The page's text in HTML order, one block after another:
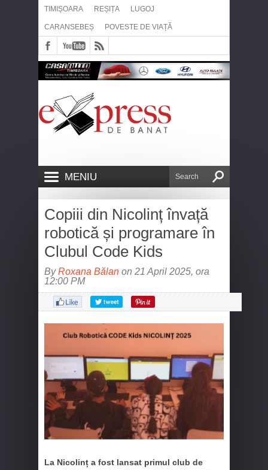
TIMIȘOARA REȘIȚA LUGOJ
CARANSEBEȘ POVESTE DE VIAȚĂ
MENIU
Copiii din Nicolinț învață
robotică și programare în
Clubul Code Kids
ByRoxana Bălan on 21 April 2025, ora
12:00 PM
La Nicolinț a fost lansat primul club de